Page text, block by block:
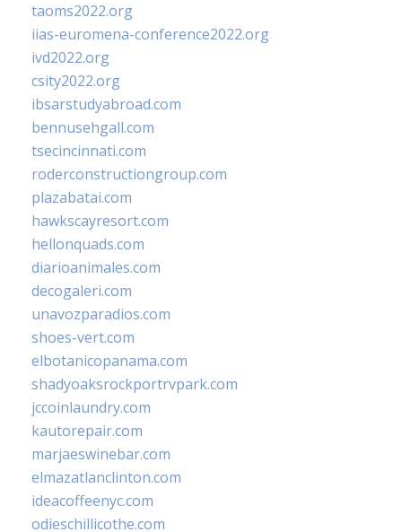
taoms2022.org
iias-euromena-conference2022.org
ivd2022.org
csity2022.org
ibsarstudyabroad.com
bennusehgall.com
tsecincinnati.com
roderconstructiongroup.com
plazabatai.com
hawkscayresort.com
hellonquads.com
diarioanimales.com
decogaleri.com
unavozparadios.com
shoes-vert.com
elbotanicopanama.com
shadyoaksrockportrvpark.com
jccoinlaundry.com
kautorepair.com
marjaeswinebar.com
elmazatlanclinton.com
ideacoffeenyc.com
odieschillicothe.com